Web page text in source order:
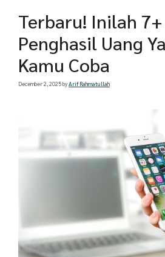
Terbaru! Inilah
Penghasil Uang
Kamu Coba
December 2, 2025byArif Rahmatullah